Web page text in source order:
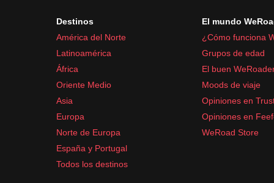
Destinos
América del Norte
Latinoamérica
África
Oriente Medio
Asia
Europa
Norte de Europa
España y Portugal
Todos los destinos
El mundo
¿Cómo funciona
Grupos de edad
El buen
Moods de viaje
Opiniones en
Opiniones en
WeRoad Store